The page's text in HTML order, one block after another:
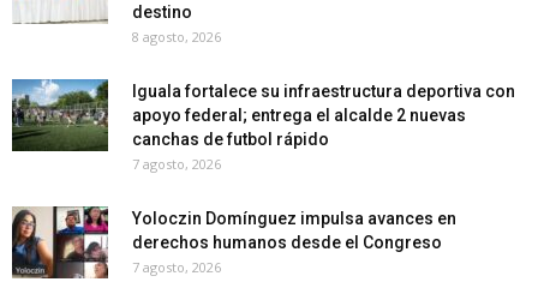
destino
8 agosto, 2026
Iguala fortalece su infraestructura deportiva con
apoyo federal; entrega el alcalde 2 nuevas
canchas de futbol rápido
7 agosto, 2026
Yoloczin Domínguez impulsa avances en
derechos humanos desde el Congreso
7 agosto, 2026